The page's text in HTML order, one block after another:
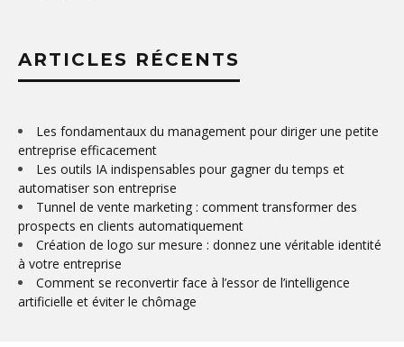
ARTICLES RÉCENTS
Les fondamentaux du management pour diriger une petite
entreprise efficacement
Les outils IA indispensables pour gagner du temps et
automatiser son entreprise
Tunnel de vente marketing : comment transformer des
prospects en clients automatiquement
Création de logo sur mesure : donnez une véritable identité
à votre entreprise
Comment se reconvertir face à l’essor de l’intelligence
artificielle et éviter le chômage